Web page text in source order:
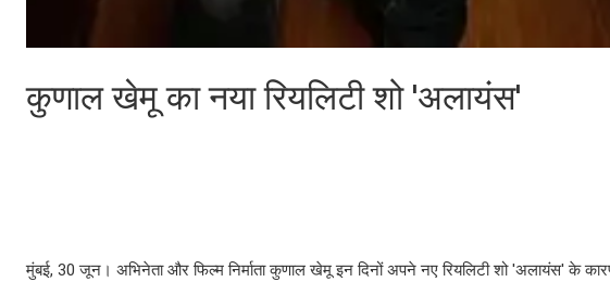
कुणाल खेमू का नया रियलिटी शो 'अलायंस'
मुंबई, 30 जून। अभिनेता और फिल्म निर्माता कुणाल खेमू इन दिनों अपने नए रियलिटी शो 'अलायंस' के